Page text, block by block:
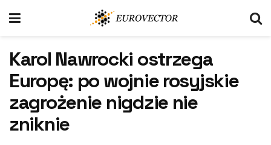
Karol Nawrocki ostrzega
Europę: po wojnie rosyjskie
zagrożenie nigdzie nie
zniknie